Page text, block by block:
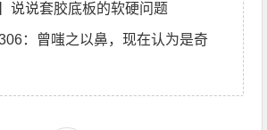
说说套胶底板的软硬问题
：曾嗤之以鼻，现在认为是奇